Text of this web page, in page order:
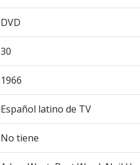
DVD
30
1966
Español latino de TV
No tiene